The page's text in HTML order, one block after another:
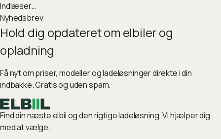
Indlæser…
Nyhedsbrev
Hold dig opdateret om elbiler og
opladning
Få nyt om priser, modeller og ladeløsninger direkte i din
indbakke. Gratis og uden spam.
Find din næste elbil og den rigtige ladeløsning. Vi hjælper dig
med at vælge.